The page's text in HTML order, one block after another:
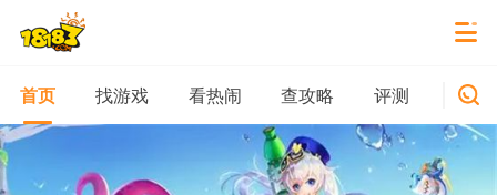
首页 找游戏 看热闹 查攻略 评测 新游